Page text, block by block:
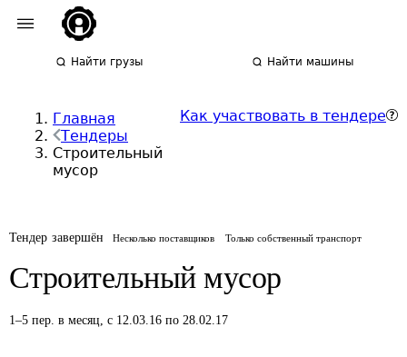
Найти грузы Найти машины
Главная
Тендеры
Строительный
мусор
Как участвовать в тендере
Тендер завершён Несколько поставщиков Только собственный транспорт
Строительный мусор
1–5 пер. в месяц, с 12.03.16 по 28.02.17